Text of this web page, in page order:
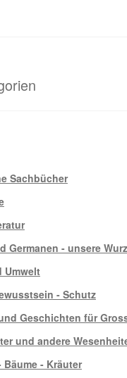
Sachbücher
Germanen - unsere
Umwelt
- Schutz
Geschichten für
und andere
Bäume - Kräuter